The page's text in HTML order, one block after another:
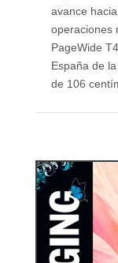
avance
operaciones
PageWide
España de
de 106